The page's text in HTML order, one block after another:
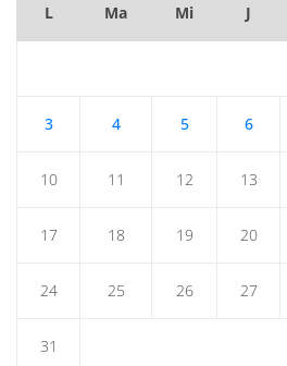
L Ma Mi J
3 4 5 6
10 11 12 13
17 18 19 20
24 25 26 27
31